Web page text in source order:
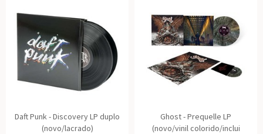
Daft Punk - Discovery LP duplo
(novo/lacrado)
Ghost - Prequelle LP
(novo/vinil colorido/inclui